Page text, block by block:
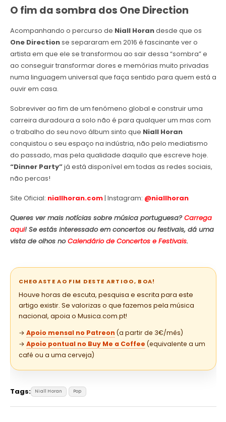
O fim da sombra dos One Direction
Acompanhando o percurso de Niall Horandesde que os
One Directionse separaram em 2016 é fascinante ver o
artista em que ele se transformou ao sair dessa “sombra” e
ao conseguir transformar dores e memórias muito privadas
numa linguagem universal que faça sentido para quem está a
ouvir em casa.
Sobreviver ao fim de um fenómeno global e construir uma
carreira duradoura a solo não é para qualquer um mas com
o trabalho do seu novo álbum sinto que Niall Horan
conquistou o seu espaço na indústria, não pelo mediatismo
do passado, mas pela qualidade daquilo que escreve hoje.
“Dinner Party”já está disponível em todas as redes sociais,
não percas!
Site Oficial: niallhoran.com| Instagram: @niallhoran
Queres ver mais notícias sobre música portuguesa?Carrega
aqui! Se estás interessado em concertos ou festivais, dá uma
vista de olhos noCalendário de Concertos e Festivais.
CHEGASTE AO FIM DESTE ARTIGO, BOA!
Houve horas de escuta, pesquisa e escrita para este
artigo existir. Se valorizas o que fazemos pela música
nacional, apoia o Musica.com.pt!
→ Apoio mensal no Patreon (a partir de 3€/mês)
→ Apoio pontual no Buy Me a Coffee (equivalente a um
café ou a uma cerveja)
Tags: Niall Horan Pop